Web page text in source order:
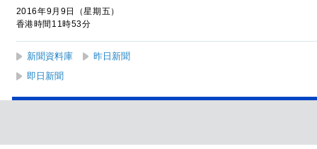
2016年9月9日（星期五）
香港時間11時53分
新聞資料庫
昨日新聞
即日新聞